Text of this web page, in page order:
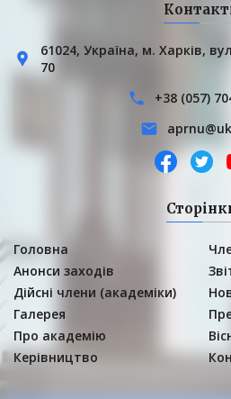
61024, Українa, м. Харків,
70
+38 (057)
Головна
Анонси заходів
Дійсні члени (академіки)
Галерея
Про академію
Керівництво